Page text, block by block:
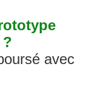
avec